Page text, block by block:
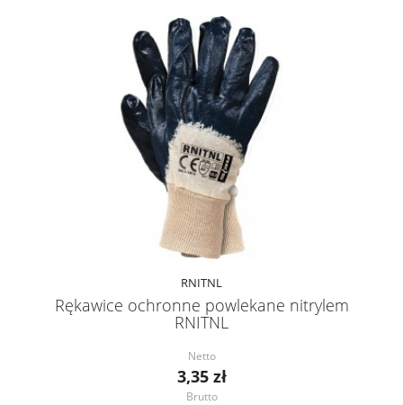
RNITNL
Rękawice ochronne powlekane nitrylem
RNITNL
Netto
3,35 zł
Brutto